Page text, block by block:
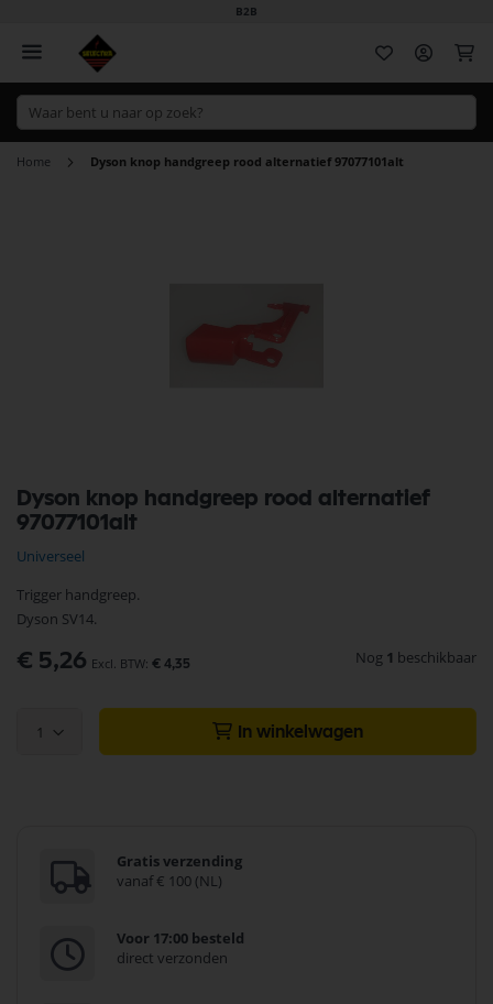
B2B
Home Dyson knop handgreep rood alternatief 97077101alt
Dyson knop handgreep rood alternatief
97077101alt
Universeel
Trigger handgreep.
Dyson SV14.
€ 5,26 € 4,35 Nog 1 beschikbaar
1 In winkelwagen
Gratis verzending
vanaf € 100 (NL)
Voor 17:00 besteld
direct verzonden
naar
het
van
afbeeldingen-
gallerij